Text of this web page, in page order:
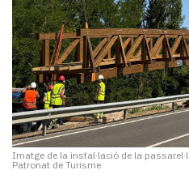
Imatge de la instal·lació de la
Patronat de Turisme